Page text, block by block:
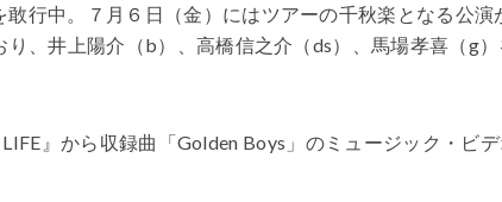
行中。７月６日（金）にはツアーの千秋楽となる公演
、井上陽介（b）、高橋信之介（ds）、馬場孝喜（g）
』から収録曲「Golden Boys」のミュージック・ビデ